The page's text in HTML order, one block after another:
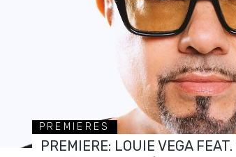
PREMIERES
PREMIERE: LOUIE VEGA